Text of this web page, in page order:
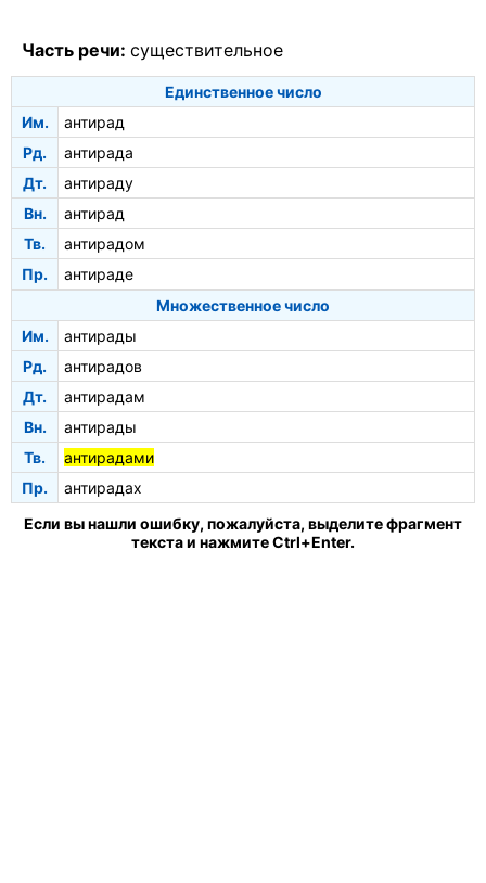
Часть речи: существительное
Единственное число
Им.
антирад
Рд.
антирада
Дт.
антираду
Вн.
антирад
Тв.
антирадом
Пр.
антираде
Множественное число
Им.
антирады
Рд.
антирадов
Дт.
антирадам
Вн.
антирады
Тв.
антирадами
Пр.
антирадах
Если вы нашли ошибку, пожалуйста, выделите фрагмент
текста и нажмите Ctrl+Enter.